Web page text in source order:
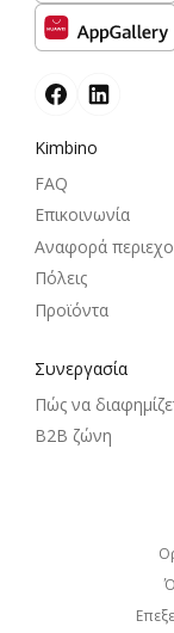
Kimbino
FAQ
Επικοινωνία
Αναφορά
Πόλεις
Προϊόντα
Συνεργασία
Πώς να
B2B ζώνη